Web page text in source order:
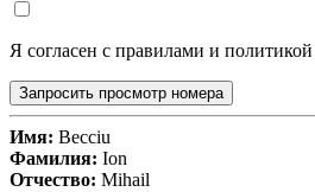
Я согласен с правилами и политикой
Запросить просмотр номера
Имя: Becciu
Фамилия: Ion
Отчество: Mihail